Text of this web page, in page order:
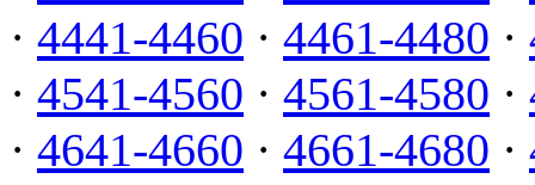
· 4441-4460 · 4461-4480 ·
· 4541-4560 · 4561-4580 ·
· 4641-4660 · 4661-4680 ·